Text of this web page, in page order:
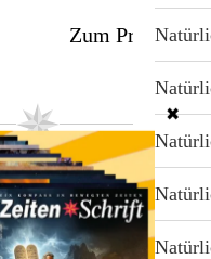
Zum Produkt
Weihrauch-
✖